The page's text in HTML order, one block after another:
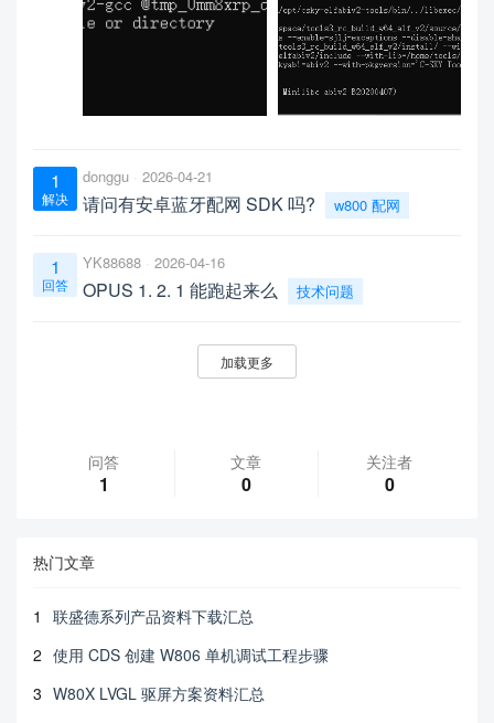
1
解决
donggu 2026-04-21
请问有安卓蓝牙配网 SDK 吗? w800 配网
1
回答
YK88688 2026-04-16
OPUS 1. 2. 1 能跑起来么 技术问题
加载更多
问答
1
文章
0
关注者
0
热门文章
1
联盛德系列产品资料下载汇总
2 使用 CDS 创建 W806 单机调试工程步骤
3 W80X LVGL 驱屏方案资料汇总